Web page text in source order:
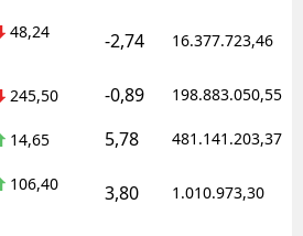
48,24 -2,74 16.377.723,46
245,50 -0,89 198.883.050,55
14,65 5,78 481.141.203,37
106,40 3,80 1.010.973,30